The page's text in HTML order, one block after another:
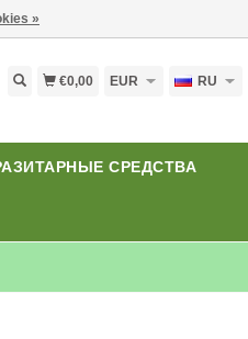
€0,00 EUR RU
СРЕДСТВА
»